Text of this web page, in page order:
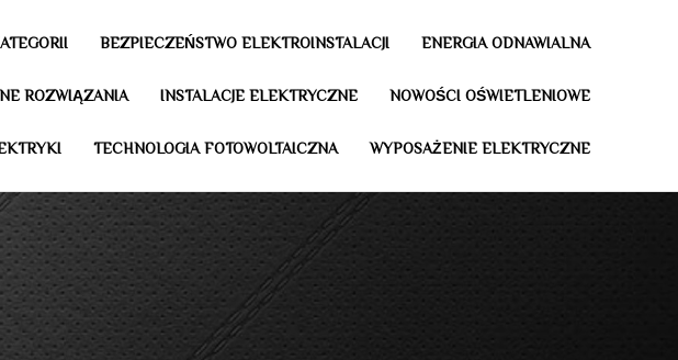
BEZPIECZEŃSTWO ELEKTROINSTALACJI ENERGIA ODNAWIALNA
ROZWIĄZANIA INSTALACJE ELEKTRYCZNE NOWOŚCI OŚWIETLENIOWE
TECHNOLOGIA FOTOWOLTAICZNA WYPOSAŻENIE ELEKTRYCZNE